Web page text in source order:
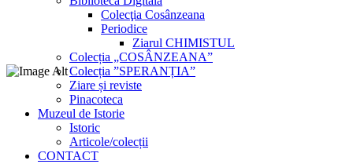
Colecţia Cosânzeana
Periodice
Ziarul CHIMISTUL
Colecția „COSÂNZEANA”
Colecția ”SPERANȚIA”
Ziare și reviste
Pinacoteca
Muzeul de Istorie
Istoric
Articole/colecții
CONTACT